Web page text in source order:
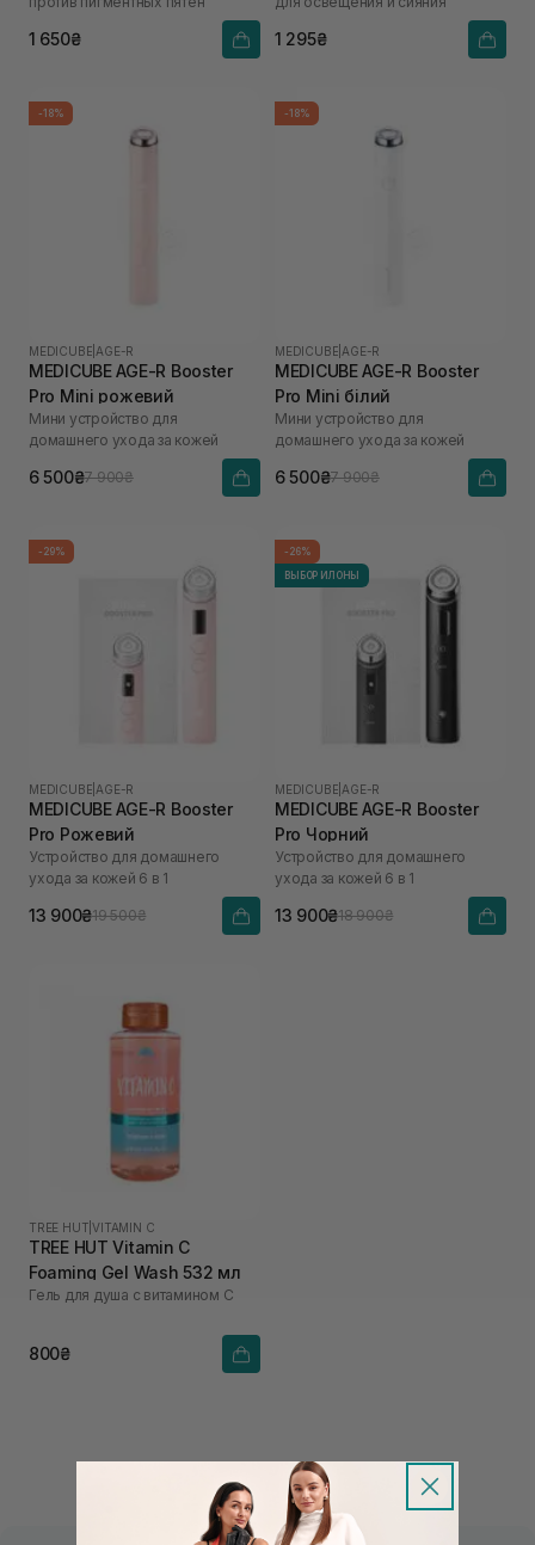
1 650₴ 1 295₴
-18%
MEDICUBE AGE-R
MEDICUBE AGE-R Booster
Pro Mini рожевий
Мини устройство для
домашнего ухода за кожей
6 500₴7 900₴
-18%
MEDICUBE AGE-R
MEDICUBE AGE-R Booster
Pro Mini білий
Мини устройство для
домашнего ухода за кожей
6 500₴7 900₴
-29%
MEDICUBE AGE-R
MEDICUBE AGE-R Booster
Pro Рожевий
Устройство для домашнего
ухода за кожей 6 в 1
13 900₴19 500₴
-26%
ВЫБОР ИЛОНЫ
MEDICUBE AGE-R
MEDICUBE AGE-R Booster
Pro Чорний
Устройство для домашнего
ухода за кожей 6 в 1
13 900₴18 900₴
TREE HUT |VITAMIN C
TREE HUT Vitamin C
Foaming Gel Wash 532 мл
Гель для душа с витамином C
800₴